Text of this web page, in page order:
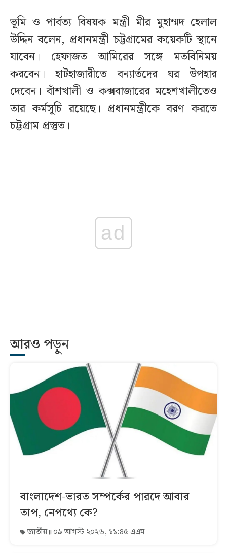
ভূমি ও পার্বত্য বিষয়ক মন্ত্রী মীর মুহাম্মদ হেলাল
উদ্দিন বলেন, প্রধানমন্ত্রী চট্টগ্রামের কয়েকটি স্থানে
যাবেন। হেফাজত আমিরের সঙ্গে মতবিনিময়
করবেন। হাটহাজারীতে বন্যার্তদের ঘর উপহার
দেবেন। বাঁশখালী ও কক্সবাজারের মহেশখালীতেও
তার কর্মসূচি রয়েছে। প্রধানমন্ত্রীকে বরণ করতে
চট্টগ্রাম প্রস্তুত।
ad
আরও পড়ুন
বাংলাদেশ-ভারত সম্পর্কের পারদে আবার
তাপ, নেপথ্যে কে?
জাতীয় ০৯ আগস্ট ২০২৬, ১১:৪৫ এএম